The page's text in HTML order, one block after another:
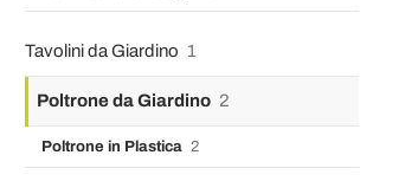
Tavolini da Giardino 1
Poltrone da Giardino 2
Poltrone in Plastica 2